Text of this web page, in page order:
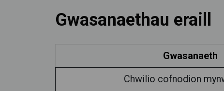
Gwasanaethau eraill
Gwasanaeth
Chwilio cofnodion